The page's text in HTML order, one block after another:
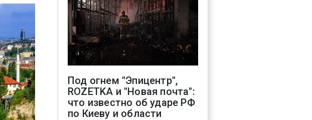
Под огнем "Эпицентр",
ROZETKA и "Новая почта":
что известно об ударе РФ
по Киеву и области